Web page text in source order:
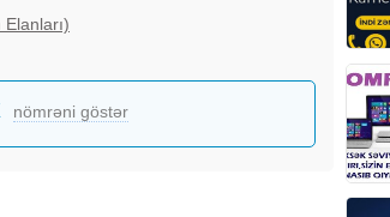
kompüterin Format olunması,
həyata keçirilir.
Hikvision ip və bu tip kameraların
modemlərin sazlanması unudulmuş
Peşəkar Elektrik tərəfindən xətlərin
Elanları)
nömrəni göstər